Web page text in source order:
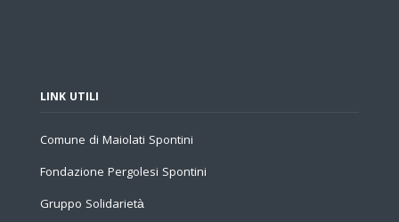
LINK UTILI
Comune di Maiolati Spontini
Fondazione Pergolesi Spontini
Gruppo Solidarietà